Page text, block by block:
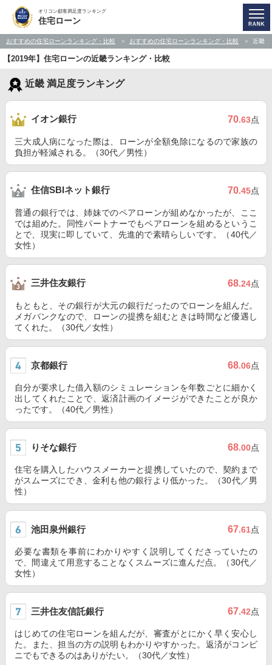
オリコン顧客満足度ランキング
住宅ローン
おすすめの住宅ローンランキング・比較 おすすめの住宅ローンランキング・比較 近畿
【2019年】住宅ローンの近畿ランキング・比較
近畿 満足度ランキング
イオン銀行 70.63点
三大成人病になった際は、ローンが全額免除になるので家族の
負担が軽減される。（30代／男性）
住信SBIネット銀行 70.45点
普通の銀行では、姉妹でのペアローンが組めなかったが、ここ
では組めた。同性パートナーでもペアローンを組めるというこ
とで、現実に即していて、先進的で素晴らしいです。（40代／
女性）
三井住友銀行 68.24点
もともと、その銀行が大元の銀行だったのでローンを組んだ。
メガバンクなので、ローンの提携を組むときは時間など優遇し
てくれた。（30代／女性）
京都銀行 68.06点
自分が要求した借入額のシミュレーションを年数ごとに細かく
出してくれたことで、返済計画のイメージができたことが良か
ったです。（40代／男性）
りそな銀行 68.00点
住宅を購入したハウスメーカーと提携していたので、契約まで
がスムーズにでき、金利も他の銀行より低かった。（30代／男
性）
池田泉州銀行 67.61点
必要な書類を事前にわかりやすく説明してくださっていたの
で、間違えて用意することなくスムーズに進んだ点。（30代／
女性）
三井住友信託銀行 67.42点
はじめての住宅ローンを組んだが、審査がとにかく早く安心し
た。また、担当の方の説明もわかりやすかった。返済がコンビ
ニでもできるのはありがたい。（30代／女性）